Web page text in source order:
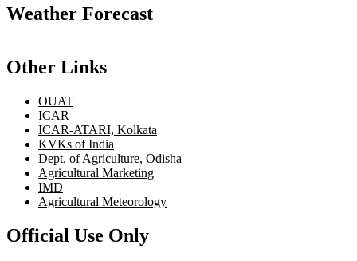
Weather Forecast
Other Links
OUAT
ICAR
ICAR-ATARI, Kolkata
KVKs of India
Dept. of Agriculture, Odisha
Agricultural Marketing
IMD
Agricultural Meteorology
Official Use Only